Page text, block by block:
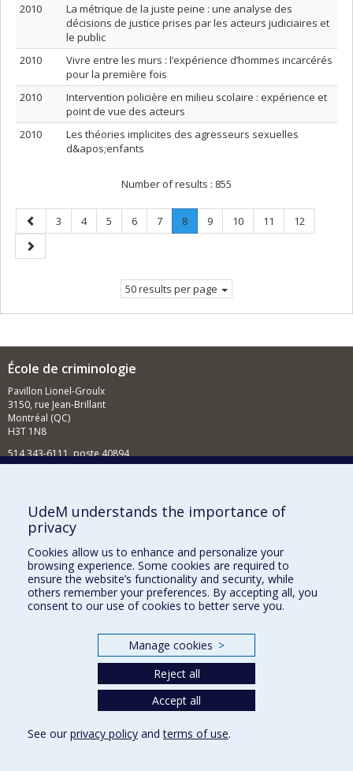
2010
La métrique de la juste peine : une analyse des
décisions de justice prises par les acteurs judiciaires et
le public
2010
Vivre entre les murs : l’expérience d’hommes incarcérés
pour la première fois
2010
Intervention policière en milieu scolaire : expérience et
point de vue des acteurs
2010
Les théories implicites des agresseurs sexuelles
d&apos;enfants
Number of results : 855
Previous
page
Page
3 Page
4 Page
5 Page
6 Page
7 Page
8.
Current
Page
9 Page
10 Page
11 Page
12
Next
page
50 results per page
École de criminologie
Pavillon Lionel-Groulx
3150, rue Jean-Brillant
Montréal (QC)
H3T 1N8
514 343-6111, poste 40894
Comment soutenir l'École?
BESOIN D'AIDE?
Plan du site
Signaler une erreur
Accessibilité
Nos départements et écoles
UdeM understands the importance of
privacy
Cookies allow us to enhance and personalize your
browsing experience. Some cookies are required to
ensure the website’s functionality and security, while
others remember your preferences. By accepting all, you
consent to our use of cookies to better serve you.
Manage cookies >
Reject all
Accept all
See our privacy policy andterms of use.